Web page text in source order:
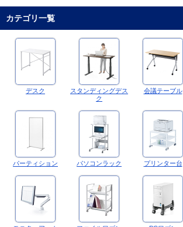
カテゴリ一覧
デスク
スタンディングデス
ク
会議テーブル
パーティション パソコンラック プリンター台